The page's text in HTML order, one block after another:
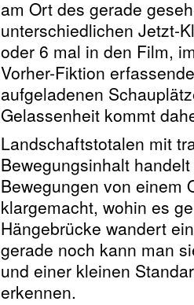
am Ort des gerade
unterschiedlichen Jetzt-
oder 6 mal in den Film,
Vorher-Fiktion
aufgeladenen
Gelassenheit kommt
Landschaftstotalen mit
Bewegungsinhalt
Bewegungen von einem
klargemacht, wohin es
Hängebrücke wandert
gerade noch kann man
und einer kleinen
erkennen.